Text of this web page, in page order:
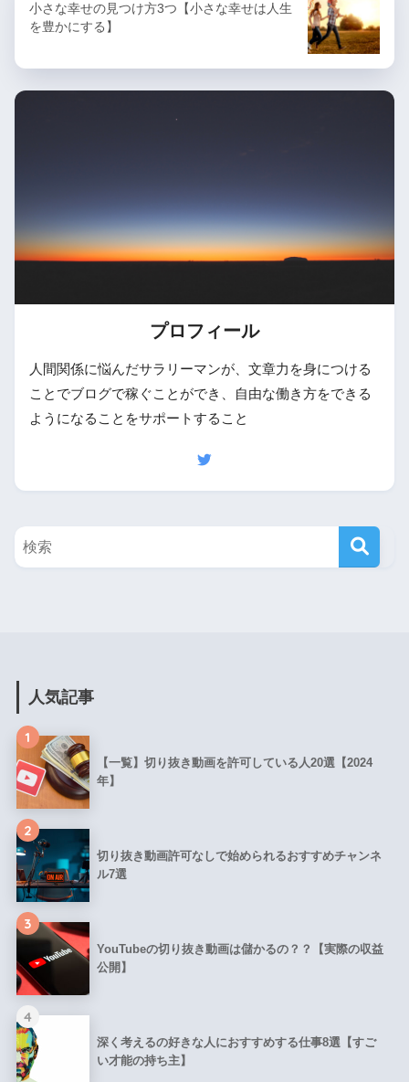
小さな幸せの見つけ方3つ【小さな幸せは人生
を豊かにする】
プロフィール
人間関係に悩んだサラリーマンが、文章力を身につける
ことでブログで稼ぐことができ、自由な働き方をできる
ようになることをサポートすること
人気記事
1
【一覧】切り抜き動画を許可している人20選【2024
年】
2
切り抜き動画許可なしで始められるおすすめチャンネ
ル7選
3
YouTubeの切り抜き動画は儲かるの？？【実際の収益
公開】
4
深く考えるの好きな人におすすめする仕事8選【すご
い才能の持ち主】